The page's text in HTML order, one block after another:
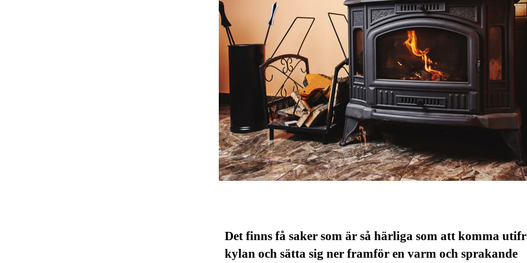
Det finns få saker som är så härliga som att komma
kylan och sätta sig ner framför en varm och sprakande